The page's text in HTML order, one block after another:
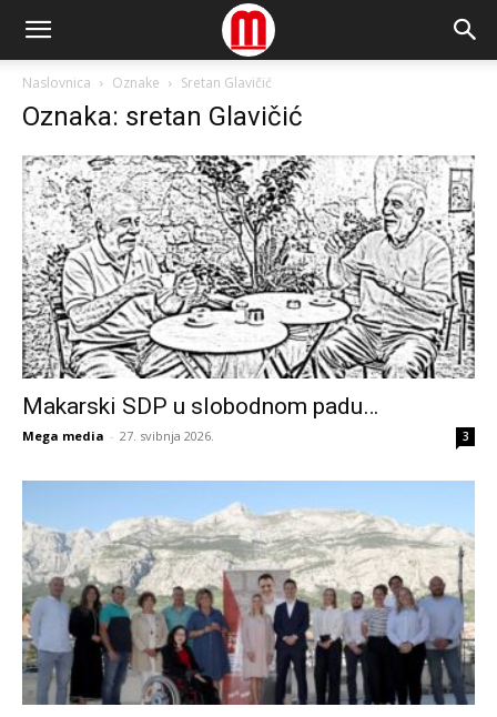
Naslovnica Oznake Sretan Glavičić
Oznaka: sretan Glavičić
Makarski SDP u slobodnom padu…
Mega media - 27. svibnja 2026. 3